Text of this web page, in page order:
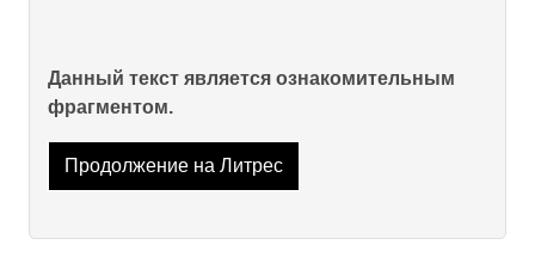
Данный текст является ознакомительным
фрагментом.
Продолжение на Литрес